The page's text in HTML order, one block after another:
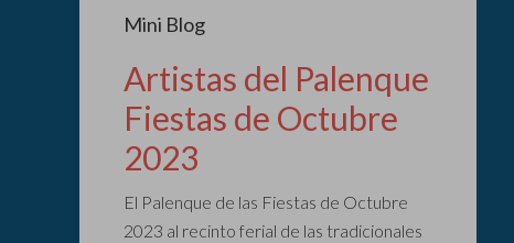
Mini Blog
Artistas del Palenque
Fiestas de Octubre
2023
El Palenque de las Fiestas de Octubre
2023 al recinto ferial de las tradicionales